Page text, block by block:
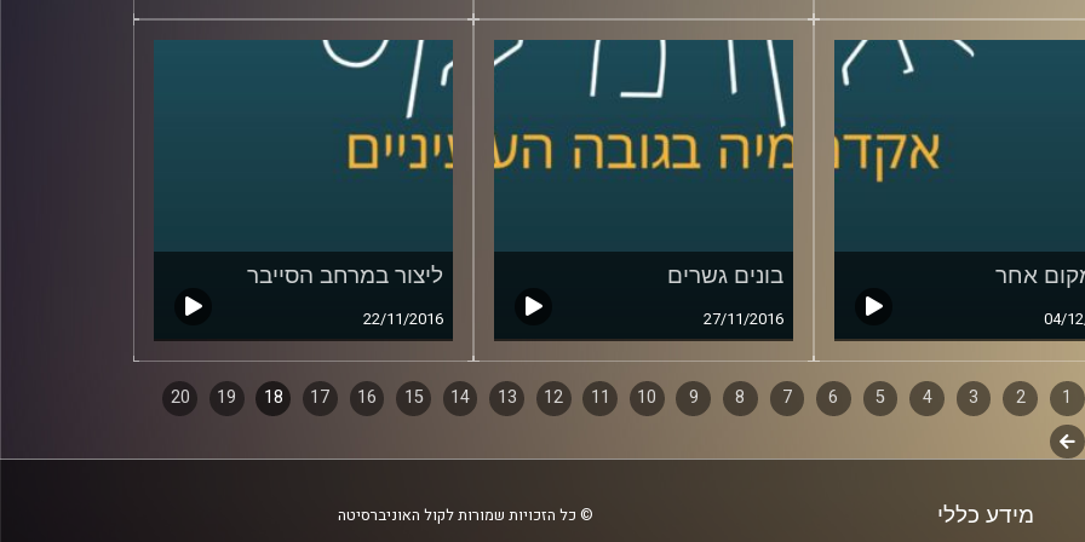
אחר
04/
בונים גשרים
27/11/2016
ליצור במרחב הסייבר
22/11/2016
1
2
3
4
5
6
7
8
9
10
11
12
13
14
15
16
17
18
19
20
לשלב
מידע כללי © כל הזכויות שמורות לקול האוניברסיטה